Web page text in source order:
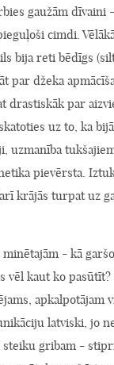
gaužām dīvaini
cimdi.
bija reti bēdīgs
par džeka
drastiskāk par
uz to, ka
uzmanība
pievērsta.
krājās turpat uz
- kā
vēl kaut ko
apkalpotājam
latviski, jo
steiku gribam -